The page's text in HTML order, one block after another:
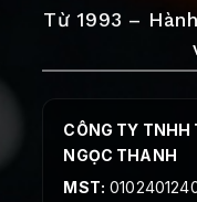
Từ 1993 –
CÔNG TY TNHH
NGỌC THANH
MST: